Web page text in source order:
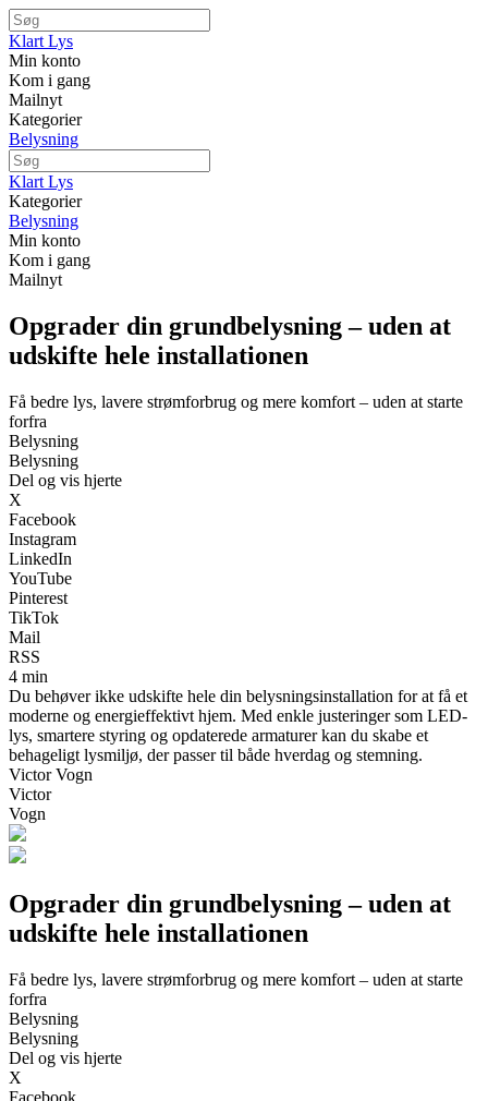
Klart Lys
Min konto
Kom i gang
Mailnyt
Kategorier
Belysning
Klart Lys
Kategorier
Belysning
Min konto
Kom i gang
Mailnyt
Opgrader din grundbelysning – uden at
udskifte hele installationen
Få bedre lys, lavere strømforbrug og mere komfort – uden at starte
forfra
Belysning
Belysning
Del og vis hjerte
X
Facebook
Instagram
LinkedIn
YouTube
Pinterest
TikTok
Mail
RSS
4 min
Du behøver ikke udskifte hele din belysningsinstallation for at få et
moderne og energieffektivt hjem. Med enkle justeringer som LED-
lys, smartere styring og opdaterede armaturer kan du skabe et
behageligt lysmiljø, der passer til både hverdag og stemning.
Victor Vogn
Victor
Vogn
Opgrader din grundbelysning – uden at
udskifte hele installationen
Få bedre lys, lavere strømforbrug og mere komfort – uden at starte
forfra
Belysning
Belysning
Del og vis hjerte
X
Facebook